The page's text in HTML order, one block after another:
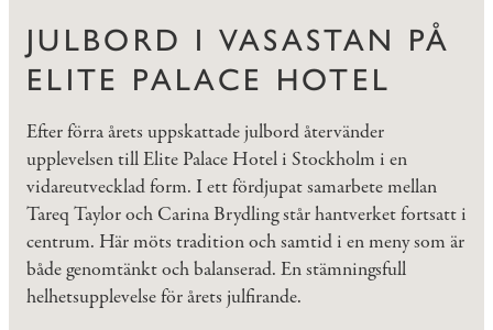
JULBORD I VASASTAN PÅ
ELITE PALACE HOTEL
Efter förra årets uppskattade julbord återvänder
upplevelsen till Elite Palace Hotel i Stockholm i en
vidareutvecklad form. I ett fördjupat samarbete mellan
Tareq Taylor och Carina Brydling står hantverket fortsatt i
centrum. Här möts tradition och samtid i en meny som är
både genomtänkt och balanserad. En stämningsfull
helhetsupplevelse för årets julfirande.